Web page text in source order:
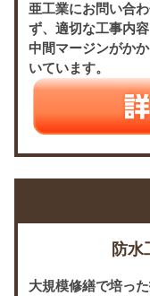
亜工業にお問い合
ず、適切な工事内容
中間マージンがか
いています。
防水
大規模修繕で培っ